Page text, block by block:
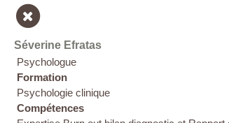
Séverine Efratas
Psychologue
Formation
Psychologie clinique
Compétences